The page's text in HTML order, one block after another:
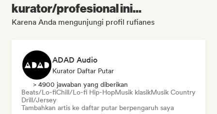
kurator/profesional ini...
Karena Anda mengunjungi profil rufianes
ADAD Audio
Kurator Daftar Putar
> 4900 jawaban yang diberikan
Beats/Lo-fiChill/Lo-fi Hip-HopMusik klasikMusik Country
Drill/Jersey
Tambahkan artis ke daftar putar berpengaruh saya